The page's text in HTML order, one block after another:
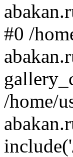
#0 /
/home/